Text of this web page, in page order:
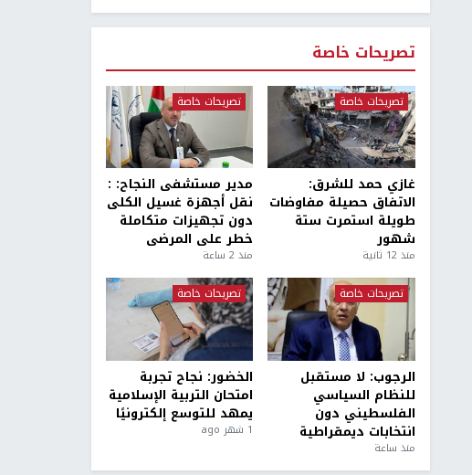
تصريحات خاصة
تصريحات خاصة
غازي حمد للشرق:
الاتفاق حصيلة مفاوضات
طويلة استمرت ستة
شهور
منذ 12 ثانية
تصريحات خاصة
مدير مستشفى النجاح: :
نقل أجهزة غسيل الكلى
دون تجهيزات متكاملة
خطر على المرضى
منذ 2 ساعة
تصريحات خاصة
الرجوب: لا مستقبل
للنظام السياسي
الفلسطيني دون
انتخابات ديمقراطية
منذ ساعة
تصريحات خاصة
الخضور: نجاح تجربة
امتحان التربية الإسلامية
يمهد للتوسع إلكترونيًا
1 شهر ago